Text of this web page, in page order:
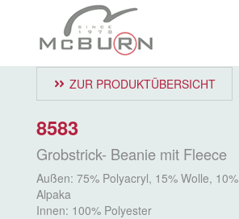
ZUR PRODUKTÜBERSICHT
8583
Grobstrick- Beanie mit Fleece
Außen: 75% Polyacryl, 15% Wolle, 10%
Alpaka
Innen: 100% Polyester